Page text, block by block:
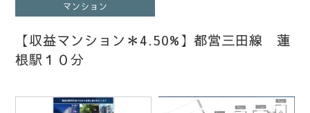
マンション
【収益マンション＊4.50%】都営三田線 蓮
根駅１０分